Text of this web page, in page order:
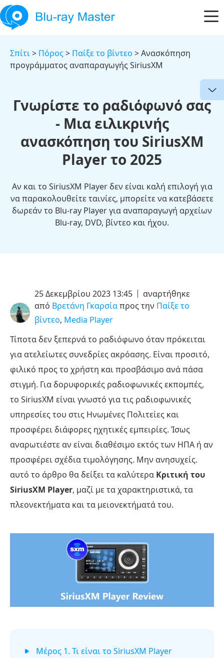
Σπίτι> Πόρος> Παίξε το βίντεο > Ανασκόπηση
προγράμματος αναπαραγωγής SiriusXM
Γνωρίστε το ραδιόφωνό σας
- Μια ειλικρινής
ανασκόπηση του SiriusXM
Player το 2025
Αν και το SiriusXM Player δεν είναι καλή επιλογή για
να παρακολουθείτε ταινίες, μπορείτε να κατεβάσετε
δωρεάν το Blu-ray Player για αναπαραγωγή αρχείων
Blu-ray, DVD, βίντεο και ήχου.
25 Δεκεμβρίου 2023 13:45
αναρτήθηκε
από Βρετάνη Γκαρσίαπρος την Παίξε το
βίντεο, Media Player
Τίποτα δεν ξεπερνά το ραδιόφωνο όταν πρόκειται
για ατελείωτες συνεδρίες ακρόασης. Είναι προσιτό,
φιλικό προς το χρήστη και προσβάσιμο ανά πάσα
στιγμή. Για δορυφορικές ραδιοφωνικές εκπομπές,
το SiriusXM είναι γνωστό για τις ραδιοφωνικές
υπηρεσίες του στις Ηνωμένες Πολιτείες και
προσφέρει διάφορες ηχητικές εμπειρίες. Ίσως
αναρωτιέστε αν είναι διαθέσιμο εκτός των ΗΠΑ ή αν
προσφέρει σχέδια τιμολόγησης. Μην ανησυχείς.
αυτό το άρθρο θα δείξει τα καλύτερα Κριτική του
SiriusXM Player, μαζί με τα χαρακτηριστικά, τα
πλεονεκτήματα και τα μειονεκτήματά του.
Μέρος 1. Τι είναι το SiriusXM Player